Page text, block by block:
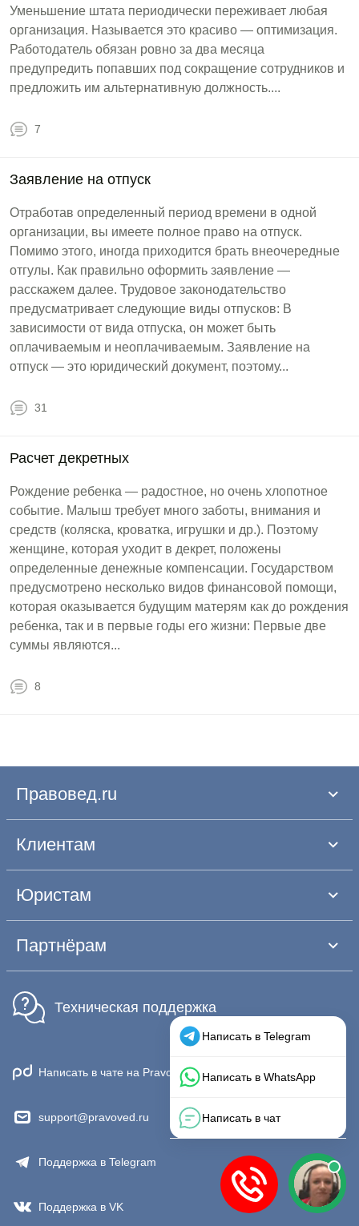
Уменьшение штата периодически переживает любая
организация. Называется это красиво — оптимизация.
Работодатель обязан ровно за два месяца
предупредить попавших под сокращение сотрудников и
предложить им альтернативную должность....
7
Заявление на отпуск
Отработав определенный период времени в одной
организации, вы имеете полное право на отпуск.
Помимо этого, иногда приходится брать внеочередные
отгулы. Как правильно оформить заявление —
расскажем далее. Трудовое законодательство
предусматривает следующие виды отпусков: В
зависимости от вида отпуска, он может быть
оплачиваемым и неоплачиваемым. Заявление на
отпуск — это юридический документ, поэтому...
31
Расчет декретных
Рождение ребенка — радостное, но очень хлопотное
событие. Малыш требует много заботы, внимания и
средств (коляска, кроватка, игрушки и др.). Поэтому
женщине, которая уходит в декрет, положены
определенные денежные компенсации. Государством
предусмотрено несколько видов финансовой помощи,
которая оказывается будущим матерям как до рождения
ребенка, так и в первые годы его жизни: Первые две
суммы являются...
8
Правовед.ru
Клиентам
Юристам
Партнёрам
Техническая поддержка
Написать в чате на Pravoved.ru
support@pravoved.ru
Поддержка в Telegram
Поддержка в VK